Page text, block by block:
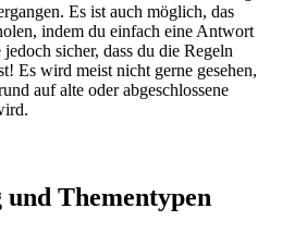
Es ist auch möglich, das
indem du einfach eine Antwort
sicher, dass du die Regeln
Es wird meist nicht gerne gesehen,
auf alte oder abgeschlossene
Thementypen